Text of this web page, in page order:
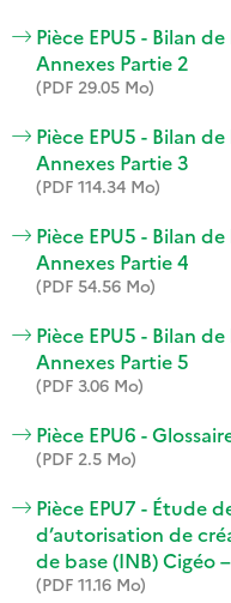
Pièce EPU5 - Bilan
Annexes Partie 2
(PDF 29.05 Mo)
Pièce EPU5 - Bilan
Annexes Partie 3
(PDF 114.34 Mo)
Pièce EPU5 - Bilan
Annexes Partie 4
(PDF 54.56 Mo)
Pièce EPU5 - Bilan
Annexes Partie 5
(PDF 3.06 Mo)
Pièce EPU6 -
(PDF 2.5 Mo)
Pièce EPU7 - Étude
d’autorisation de
de base (INB) Cigéo
(PDF 11.16 Mo)